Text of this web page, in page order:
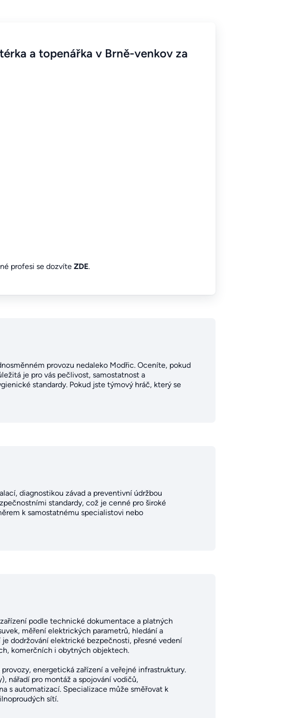
a topenářka v Brně-venkov za
profesi se dozvíte ZDE.
provozu nedaleko Modřic. Oceníte, pokud
je pro vás pečlivost, samostatnost a
standardy. Pokud jste týmový hráč, který se
diagnostikou závad a preventivní údržbou
standardy, což je cenné pro široké
k samostatnému specialistovi nebo
podle technické dokumentace a platných
měření elektrických parametrů, hledání a
dodržování elektrické bezpečnosti, přesné vedení
komerčních i obytných objektech.
energetická zařízení a veřejné infrastruktury.
nářadí pro montáž a spojování vodičů,
s automatizací. Specializace může směřovat k
sítí.